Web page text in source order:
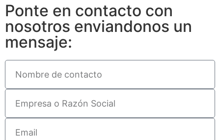
Ponte en contacto con
nosotros enviandonos un
mensaje: